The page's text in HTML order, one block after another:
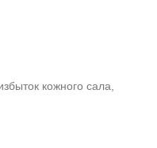
кожного сала,